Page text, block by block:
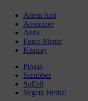
Adem Sari
Amunizer
Antis
Force Magic
Kispray
Plossa
Scrubber
Soffell
Vegeta Herbal